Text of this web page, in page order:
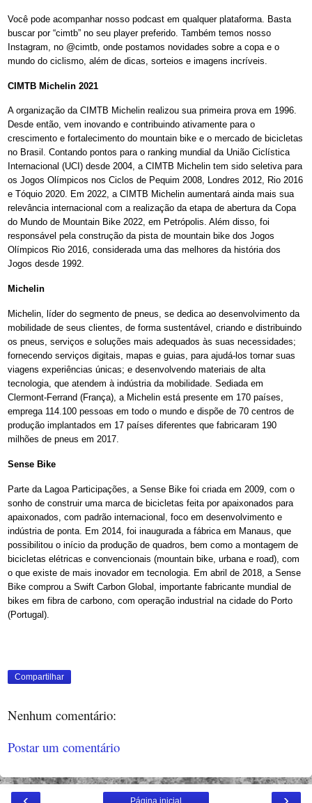
Você pode acompanhar nosso podcast em qualquer plataforma. Basta
buscar por “cimtb” no seu player preferido. Também temos nosso
Instagram, no @cimtb, onde postamos novidades sobre a copa e o
mundo do ciclismo, além de dicas, sorteios e imagens incríveis.
CIMTB Michelin 2021
A organização da CIMTB Michelin realizou sua primeira prova em 1996.
Desde então, vem inovando e contribuindo ativamente para o
crescimento e fortalecimento do mountain bike e o mercado de bicicletas
no Brasil. Contando pontos para o ranking mundial da União Ciclística
Internacional (UCI) desde 2004, a CIMTB Michelin tem sido seletiva para
os Jogos Olímpicos nos Ciclos de Pequim 2008, Londres 2012, Rio 2016
e Tóquio 2020. Em 2022, a CIMTB Michelin aumentará ainda mais sua
relevância internacional com a realização da etapa de abertura da Copa
do Mundo de Mountain Bike 2022, em Petrópolis. Além disso, foi
responsável pela construção da pista de mountain bike dos Jogos
Olímpicos Rio 2016, considerada uma das melhores da história dos
Jogos desde 1992.
Michelin
Michelin, líder do segmento de pneus, se dedica ao desenvolvimento da
mobilidade de seus clientes, de forma sustentável, criando e distribuindo
os pneus, serviços e soluções mais adequados às suas necessidades;
fornecendo serviços digitais, mapas e guias, para ajudá-los tornar suas
viagens experiências únicas; e desenvolvendo materiais de alta
tecnologia, que atendem à indústria da mobilidade. Sediada em
Clermont-Ferrand (França), a Michelin está presente em 170 países,
emprega 114.100 pessoas em todo o mundo e dispõe de 70 centros de
produção implantados em 17 países diferentes que fabricaram 190
milhões de pneus em 2017.
Sense Bike
Parte da Lagoa Participações, a Sense Bike foi criada em 2009, com o
sonho de construir uma marca de bicicletas feita por apaixonados para
apaixonados, com padrão internacional, foco em desenvolvimento e
indústria de ponta. Em 2014, foi inaugurada a fábrica em Manaus, que
possibilitou o início da produção de quadros, bem como a montagem de
bicicletas elétricas e convencionais (mountain bike, urbana e road), com
o que existe de mais inovador em tecnologia. Em abril de 2018, a Sense
Bike comprou a Swift Carbon Global, importante fabricante mundial de
bikes em fibra de carbono, com operação industrial na cidade do Porto
(Portugal).
Compartilhar
Nenhum comentário:
Postar um comentário
Página inicial